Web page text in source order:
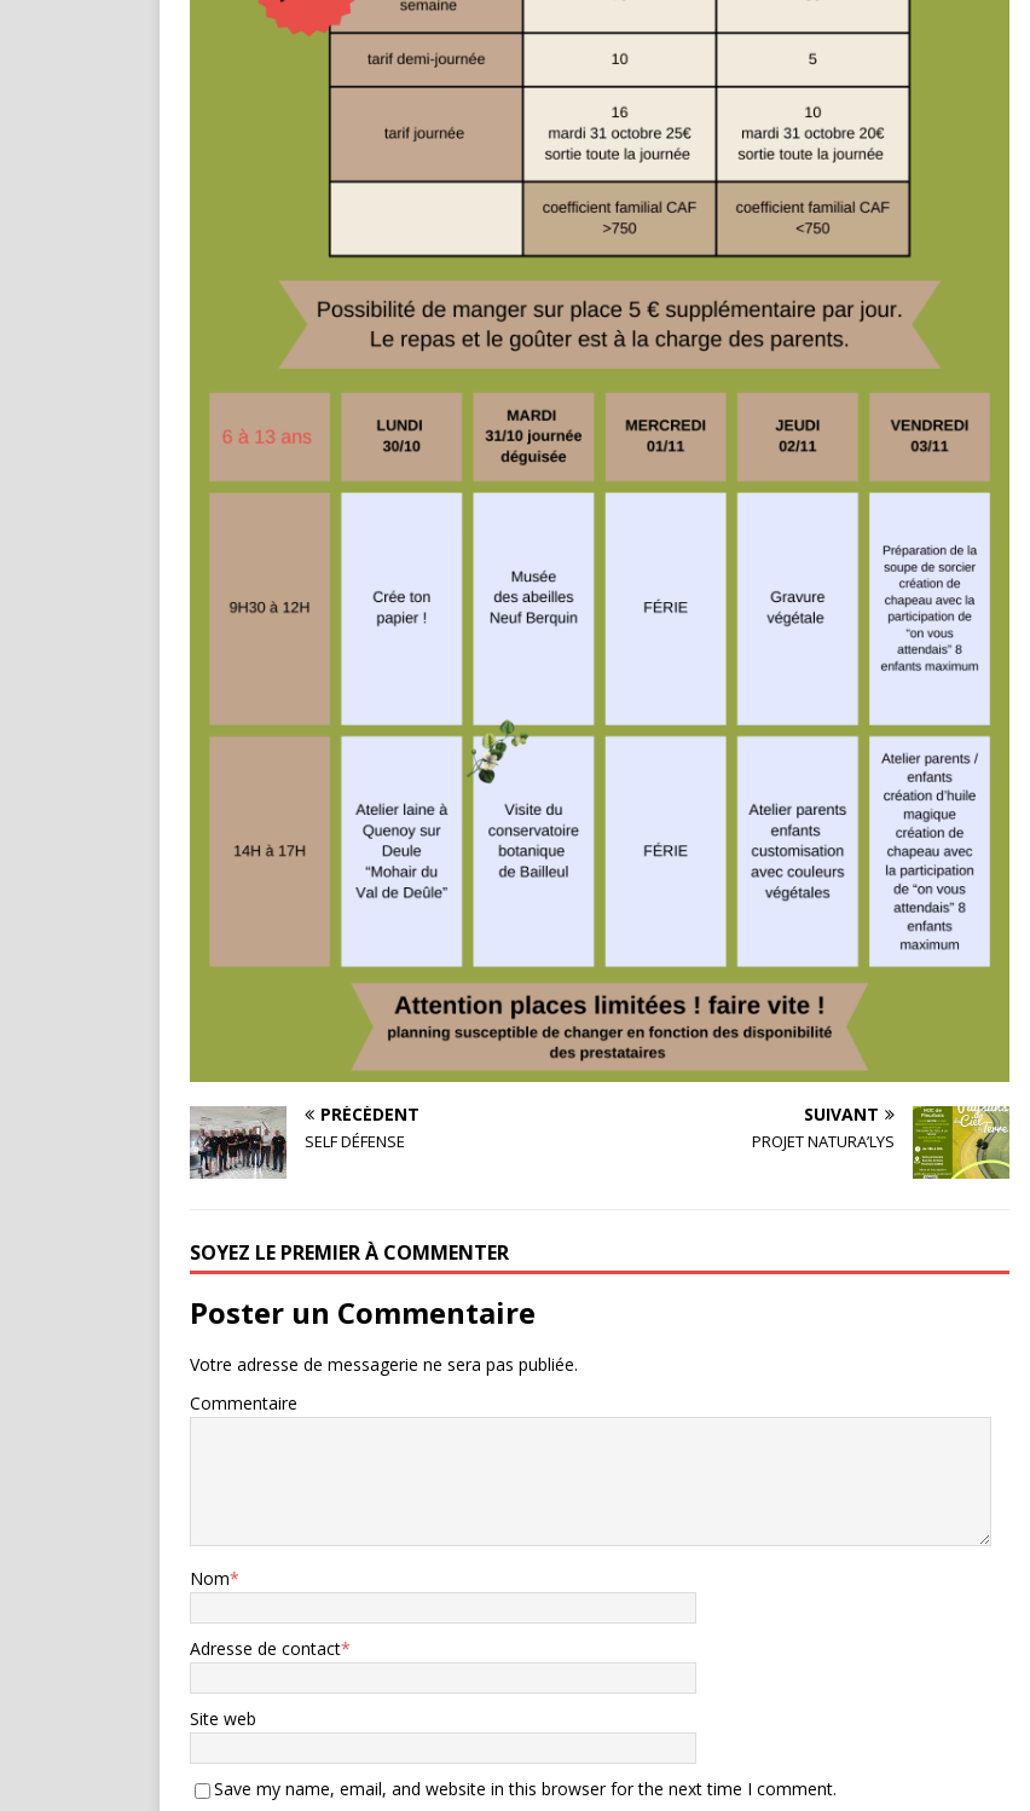
PRÉCÉDENT
SELF DÉFENSE
SUIVANT
PROJET NATURA’LYS
SOYEZ LE PREMIER À COMMENTER
Poster un Commentaire
Votre adresse de messagerie ne sera pas publiée.
Commentaire
Nom*
Adresse de contact*
Site web
Save my name, email, and website in this browser for the next time I comment.